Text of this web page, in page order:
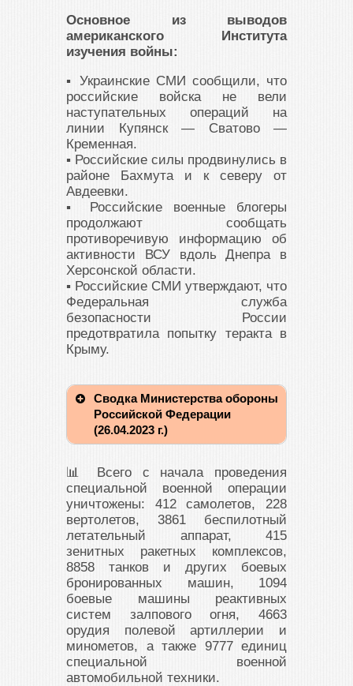
Основное из выводов
американского Института
изучения войны:
▪️ Украинские СМИ сообщили, что
российские войска не вели
наступательных операций на
линии Купянск — Сватово —
Кременная.
▪️ Российские силы продвинулись в
районе Бахмута и к северу от
Авдеевки.
▪️ Российские военные блогеры
продолжают сообщать
противоречивую информацию об
активности ВСУ вдоль Днепра в
Херсонской области.
▪️ Российские СМИ утверждают, что
Федеральная служба
безопасности России
предотвратила попытку теракта в
Крыму.
Сводка Министерства обороны
Российской Федерации
(26.04.2023 г.)
📊 Всего с начала проведения
специальной военной операции
уничтожены: 412 самолетов, 228
вертолетов, 3861 беспилотный
летательный аппарат, 415
зенитных ракетных комплексов,
8858 танков и других боевых
бронированных машин, 1094
боевые машины реактивных
систем залпового огня, 4663
орудия полевой артиллерии и
минометов, а также 9777 единиц
специальной военной
автомобильной техники.